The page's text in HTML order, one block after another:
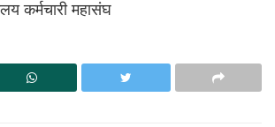
कर्मचारी महासंघ